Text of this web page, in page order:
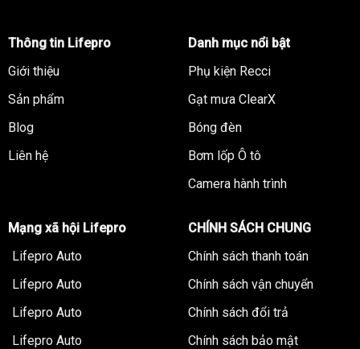
Thông tin Lifepro
Giới thiệu
Sản phẩm
Blog
Liên hệ
Danh mục nổi bật
Phụ kiện Recci
Gạt mưa ClearX
Bóng đèn
Bơm lốp Ô tô
Camera hành trình
Mạng xã hội Lifepro
Lifepro Auto
Lifepro Auto
Lifepro Auto
Lifepro Auto
CHÍNH SÁCH CHUNG
Chính sách thanh toán
Chính sách vận chuyển
Chính sách đổi trả
Chính sách bảo mật